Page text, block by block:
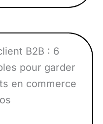
B2B : 6
pour garder
en commerce